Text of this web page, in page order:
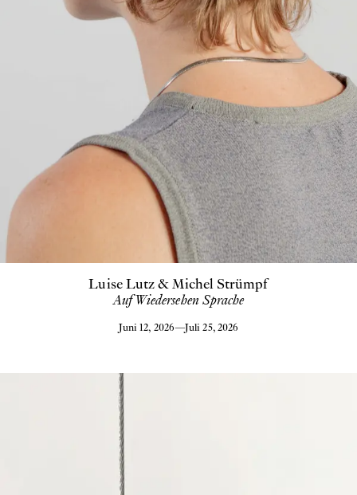
Luise Lutz & Michel Strümpf
Auf Wiedersehen Sprache
Juni 12, 2026—Juli 25, 2026